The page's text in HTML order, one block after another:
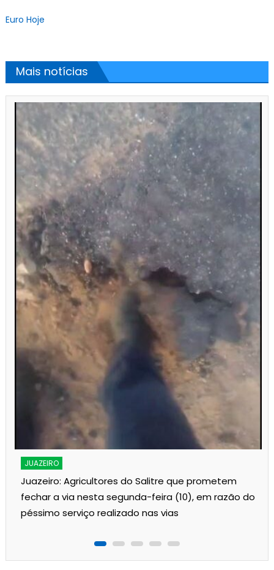
Euro Hoje
Mais notícias
JUAZEIRO
Juazeiro: Agricultores do Salitre que prometem
fechar a via nesta segunda-feira (10), em razão do
péssimo serviço realizado nas vias